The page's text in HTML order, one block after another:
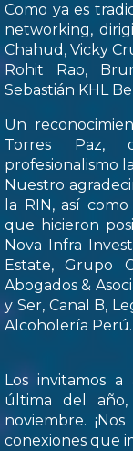
Como ya es
networking,
Chahud, Vicky
Rohit Rao,
Sebastián KHL
Un
Torres Paz,
profesionalismo
Nuestro
la RIN, así
que hicieron
Nova Infra
Estate, Grupo
Abogados &
y Ser, Canal B,
Alcoholería Perú.
Los invitamos
última del
noviembre.
conexiones que